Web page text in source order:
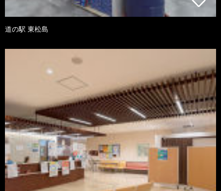
道の駅 東松島